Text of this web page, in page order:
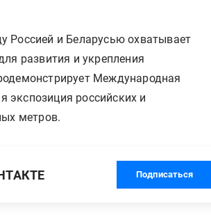
Россией и Беларусью охватывает
развития и укрепления
Международная
российских и
метров.
Подписаться